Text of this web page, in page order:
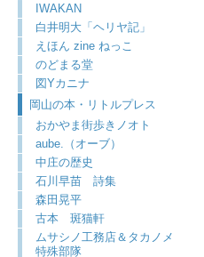
IWAKAN
白井明大「ヘリヤ記」
えほん zine ねっこ
のどまる堂
図Yカニナ
岡山の本・リトルプレス
おかやま街歩きノオト
aube.（オーブ）
中庄の歴史
石川早苗 詩集
森田晃平
古本 斑猫軒
ムサシノ工務店＆タカノメ
特殊部隊